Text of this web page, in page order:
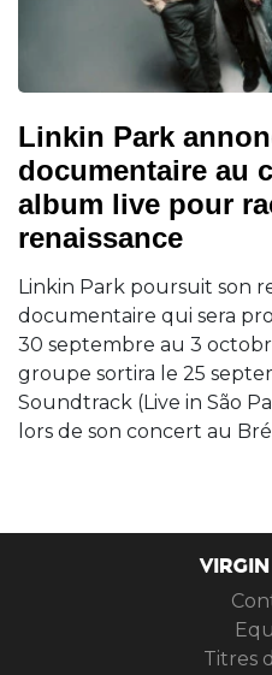
Linkin Park
documentaire au
album live pour
renaissance
Linkin Park poursuit son
documentaire qui sera
30 septembre au 3
groupe sortira le 25
Soundtrack (Live in São
lors de son concert au
Titres